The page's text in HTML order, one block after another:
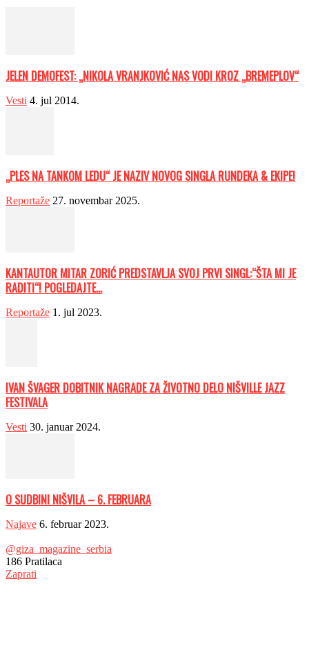
JELEN DEMOFEST: „NIKOLA VRANJKOVIĆ NAS VODI KROZ „BREMEPLOV“
Vesti 4. jul 2014.
„PLES NA TANKOM LEDU“ JE NAZIV NOVOG SINGLA RUNDEKA & EKIPE!
Reportaže 27. novembar 2025.
KANTAUTOR MITAR ZORIĆ PREDSTAVLJA SVOJ PRVI SINGL:“ŠTA MI JE
RADITI“! POGLEDAJTE...
Reportaže 1. jul 2023.
IVAN ŠVAGER DOBITNIK NAGRADE ZA ŽIVOTNO DELO NIŠVILLE JAZZ
FESTIVALA
Vesti 30. januar 2024.
O SUDBINI NIŠVILA – 6. FEBRUARA
Najave 6. februar 2023.
@giza_magazine_serbia
186 Pratilaca
Zaprati